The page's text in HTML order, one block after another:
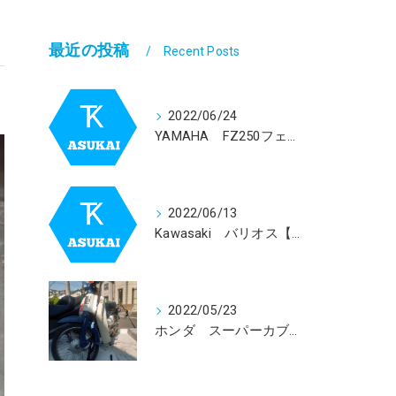
最近の投稿 Recent Posts
2022/06/24
YAMAHA FZ250フェーザー【1GK】買取依頼を受けました。
2022/06/13
Kawasaki バリオス【ZR２５０】買取依頼を受けました。
2022/05/23
ホンダ スーパーカブ５０回収致しました！！